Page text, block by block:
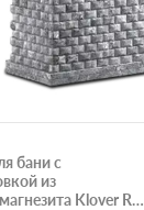
бани с
из
Klover RT-